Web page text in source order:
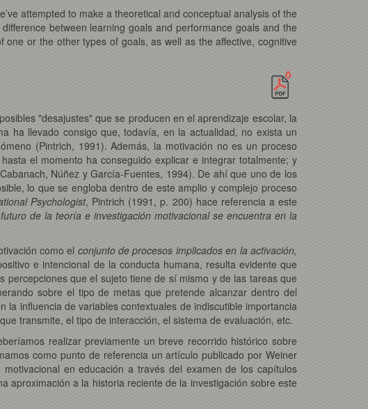
attempted to make a theoretical and conceptual analysis of the
between learning goals and performance goals and the
or the other types of goals, as well as the affective, cognitive
"desajustes" que se producen en el aprendizaje escolar, la
ha llevado consigo que, todavía, en la actualidad, no exista un
(Pintrich, 1991). Además, la motivación no es un proceso
el momento ha conseguido explicar e integrar totalmente; y
Núñez y García-Fuentes, 1994). De ahí que uno de los
lo que se engloba dentro de este amplio y complejo proceso
Psychologist, Pintrich (1991, p. 200) hace referencia a este
de la teoría e investigación motivacional se encuentra en la
como el conjunto de procesos implicados en la activación,
e intencional de la conducta humana, resulta evidente que
que el sujeto tiene de sí mismo y de las tareas que
sobre el tipo de metas que pretende alcanzar dentro del
influencia de variables contextuales de indiscutible importancia
transmite, el tipo de interacción, el sistema de evaluación, etc.
realizar previamente un breve recorrido histórico sobre
como punto de referencia un artículo publicado por Weiner
en educación a través del examen de los capítulos
aproximación a la historia reciente de la investigación sobre este